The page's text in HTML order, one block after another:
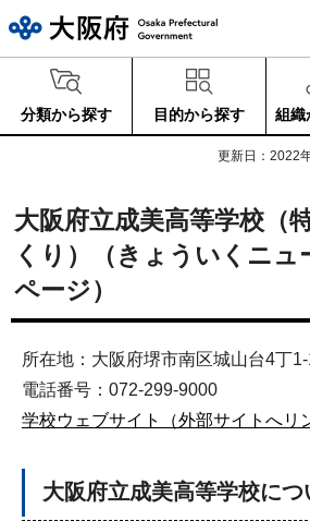
分類から探す 目的から探す 組織
更新日：2022
大阪府立成美高等学校（
くり）（きょういくニュ
ページ）
所在地：大阪府堺市南区城山台4丁1-
電話番号：072-299-9000
学校ウェブサイト（外部サイトへリ
大阪府立成美高等学校につ